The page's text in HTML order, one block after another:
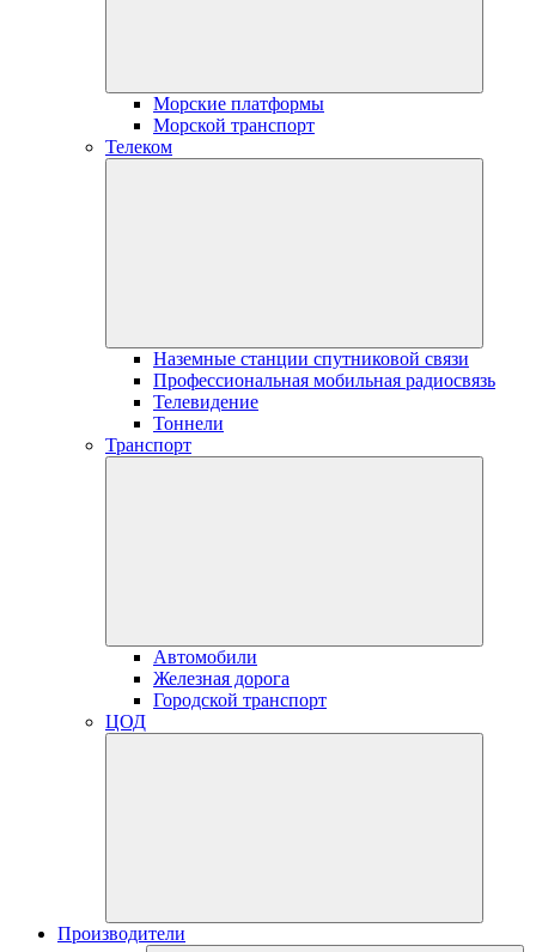
Морские платформы
Морской транспорт
Телеком
Наземные станции спутниковой связи
Профессиональная мобильная радиосвязь
Телевидение
Тоннели
Транспорт
Автомобили
Железная дорога
Городской транспорт
ЦОД
Производители